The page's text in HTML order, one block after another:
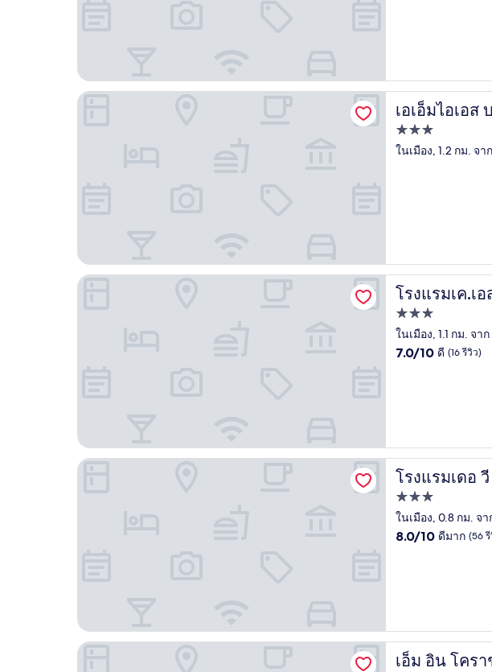
เอเอ็มไอเอส
เอเอ็มไอเอส บา
ที่พัก
3.0
ในเมือง, 1.2 กม. จ
เอเอ็มไอเอส บาย ศิมาธานี
โรงแรมเค.เ
โรงแรมเค.เอส.
ที่พัก
3.0
ดาว
ในเมือง, 1.1 กม. จ
7.0
7.0/10 ดี (16 รีวิว)
โรงแรมเค.เอส. พาวิลเลี่ยน
โรงแรมเดอ
โรงแรมเดอ วี ล
ที่พัก
3.0
ดาว
ในเมือง, 0.8 กม. จ
8.0
8.0/10 ดีมาก (56
โรงแรมเดอ วี ลอฟท์
เอ็ม อิน โครา
เอ็ม อิน โคราช
เอ็ม อิน โคราช